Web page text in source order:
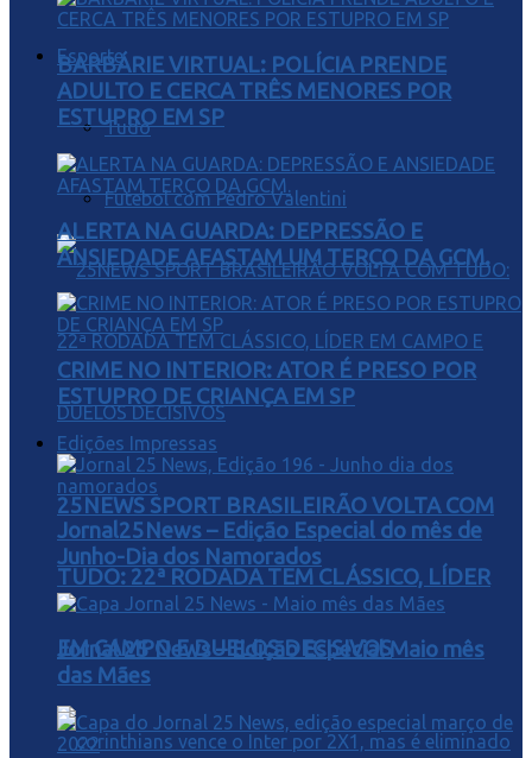
Esporte
Tudo
Futebol com Pedro Valentini
25NEWS SPORT BRASILEIRÃO VOLTA COM
TUDO: 22ª RODADA TEM CLÁSSICO, LÍDER
EM CAMPO E DUELOS DECISIVOS
BARBÁRIE VIRTUAL: POLÍCIA PRENDE
ADULTO E CERCA TRÊS MENORES POR
ESTUPRO EM SP
ALERTA NA GUARDA: DEPRESSÃO E
ANSIEDADE AFASTAM UM TERÇO DA GCM.
CRIME NO INTERIOR: ATOR É PRESO POR
ESTUPRO DE CRIANÇA EM SP
Edições Impressas
Jornal25News – Edição Especial do mês de
Junho-Dia dos Namorados
Jornal 25 News – Edição Especial Maio mês
das Mães